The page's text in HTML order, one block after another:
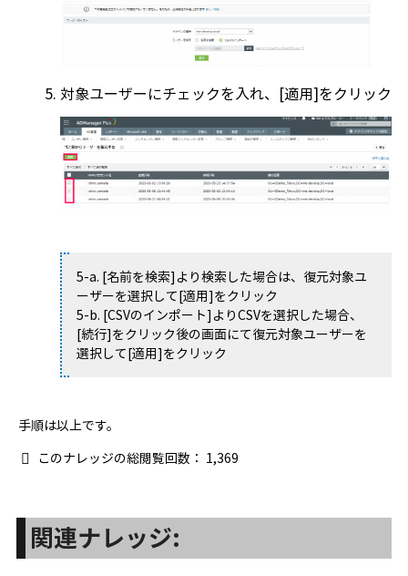
対象ユーザーにチェックを入れ、[適用]をクリック
5-a. [名前を検索]より検索した場合は、復元対象ユ
ーザーを選択して[適用]をクリック
5-b. [CSVのインポート]よりCSVを選択した場合、
[続行]をクリック後の画面にて復元対象ユーザーを
選択して[適用]をクリック
手順は以上です。
このナレッジの総閲覧回数： 1,369
関連ナレッジ: